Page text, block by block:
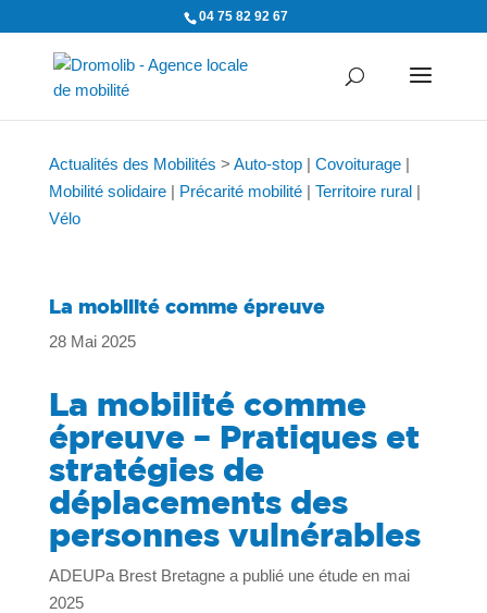
04 75 82 92 67
Actualités des Mobilités > Auto-stop| Covoiturage|
Mobilité solidaire| Précarité mobilité| Territoire rural|
Vélo
La mobilité comme épreuve
28 Mai 2025
La mobilité comme
épreuve – Pratiques et
stratégies de
déplacements des
personnes vulnérables
ADEUPa Brest Bretagne a publié une étude en mai
2025